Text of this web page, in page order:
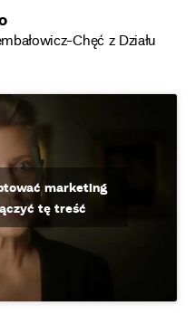
Chęć z Działu
marketing
tę treść